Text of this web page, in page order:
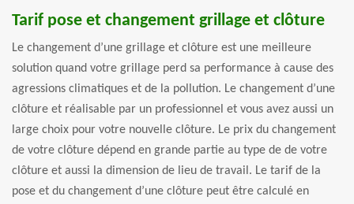
Tarif pose et changement grillage et clôture
Le changement d’une grillage et clôture est une meilleure
solution quand votre grillage perd sa performance à cause des
agressions climatiques et de la pollution. Le changement d’une
clôture et réalisable par un professionnel et vous avez aussi un
large choix pour votre nouvelle clôture. Le prix du changement
de votre clôture dépend en grande partie au type de de votre
clôture et aussi la dimension de lieu de travail. Le tarif de la
pose et du changement d’une clôture peut être calculé en